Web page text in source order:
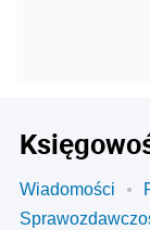
Wiadomości